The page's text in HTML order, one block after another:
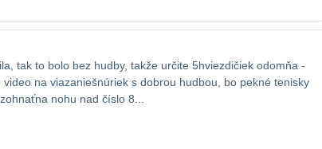
tak to bolo bez hudby, takže určite 5​hviezdičiek odomňa -
na viazanie​šnúriek s dobrou hudbou, bo pekné tenisky
nohu nad číslo 8...